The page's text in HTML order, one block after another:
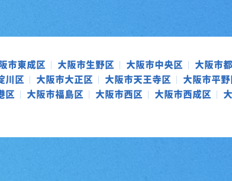
市東成区 大阪市生野区 大阪市中央区
大阪市
川区 大阪市大正区 大阪市天王寺区
大阪市平野
区 大阪市福島区 大阪市西区 大阪市西成区